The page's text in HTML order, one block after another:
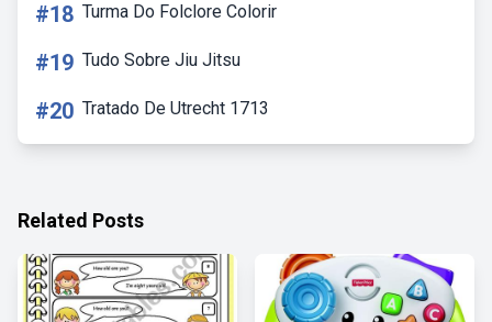
#18 Turma Do Folclore Colorir
#19 Tudo Sobre Jiu Jitsu
#20 Tratado De Utrecht 1713
Related Posts